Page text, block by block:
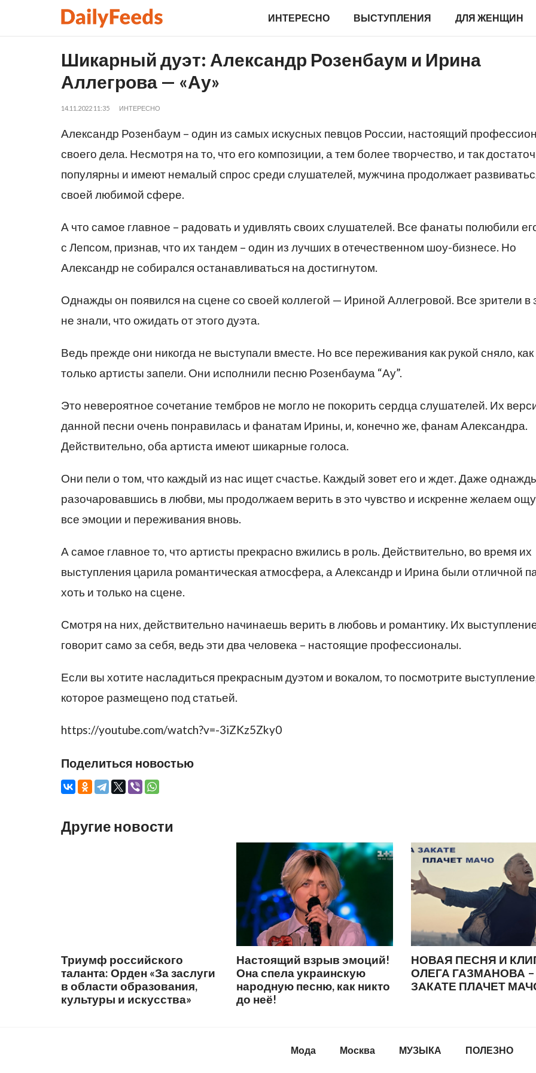
ИНТЕРЕСНО ВЫСТУПЛЕНИЯ ДЛЯ ЖЕНЩИН
Шикарный дуэт: Александр Розенбаум и Ирина
Аллегрова — «Ау»
14.11.2022 11:35 ИНТЕРЕСНО
Александр Розенбаум – один из самых искусных певцов России, настоящий
своего дела. Несмотря на то, что его композиции, а тем более творчество, и так
популярны и имеют немалый спрос среди слушателей, мужчина продолжает
своей любимой сфере.
А что самое главное – радовать и удивлять своих слушателей. Все фанаты полюбили
с Лепсом, признав, что их тандем – один из лучших в отечественном шоу-бизнесе. Но
Александр не собирался останавливаться на достигнутом.
Однажды он появился на сцене со своей коллегой — Ириной Аллегровой. Все зрители в
не знали, что ожидать от этого дуэта.
Ведь прежде они никогда не выступали вместе. Но все переживания как рукой сняло, как
только артисты запели. Они исполнили песню Розенбаума “Ау”.
Это невероятное сочетание тембров не могло не покорить сердца слушателей. Их
данной песни очень понравилась и фанатам Ирины, и, конечно же, фанам Александра.
Действительно, оба артиста имеют шикарные голоса.
Они пели о том, что каждый из нас ищет счастье. Каждый зовет его и ждет. Даже
разочаровавшись в любви, мы продолжаем верить в это чувство и искренне желаем
все эмоции и переживания вновь.
А самое главное то, что артисты прекрасно вжились в роль. Действительно, во время их
выступления царила романтическая атмосфера, а Александр и Ирина были отличной
хоть и только на сцене.
Смотря на них, действительно начинаешь верить в любовь и романтику. Их
говорит само за себя, ведь эти два человека – настоящие профессионалы.
Если вы хотите насладиться прекрасным дуэтом и вокалом, то посмотрите
которое размещено под статьей.
https://youtube.com/watch?v=-3iZKz5Zky0
Поделиться новостью
Другие новости
Триумф российского
таланта: Орден «За заслуги
в области образования,
культуры и искусства»
Настоящий взрыв эмоций!
Она спела украинскую
народную песню, как никто
до неё!
НОВАЯ ПЕСНЯ И
ОЛЕГА ГАЗМАНОВА –
ЗАКАТЕ ПЛАЧЕТ
Мода Москва МУЗЫКА ПОЛЕЗНО